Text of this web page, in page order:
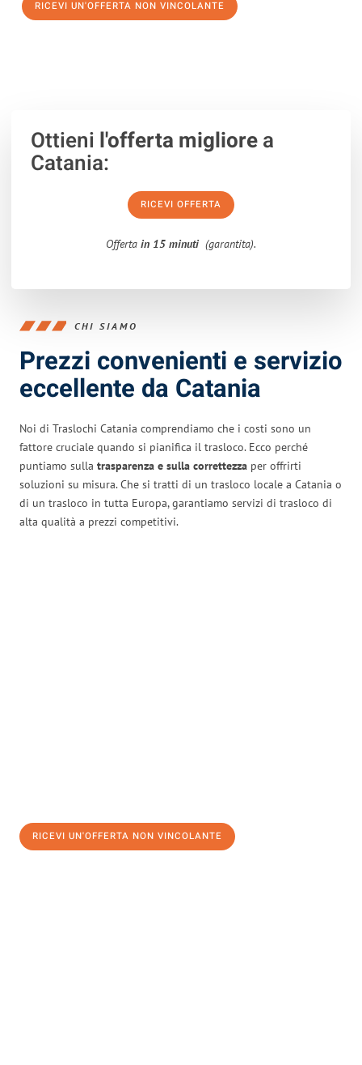
RICEVI UN'OFFERTA NON VINCOLANTE
Ottieni l'offerta migliorea
Catania:
RICEVI OFFERTA
Offerta in 15 minuti (garantita).
CHI SIAMO
Prezzi convenienti e servizio
eccellente da Catania
Noi di Traslochi Catania comprendiamo che i costi sono un
fattore cruciale quando si pianifica il trasloco. Ecco perché
puntiamo sulla trasparenza e sulla correttezza per offrirti
soluzioni su misura. Che si tratti di un trasloco locale a Catania o
di un trasloco in tutta Europa, garantiamo servizi di trasloco di
alta qualità a prezzi competitivi.
RICEVI UN'OFFERTA NON VINCOLANTE